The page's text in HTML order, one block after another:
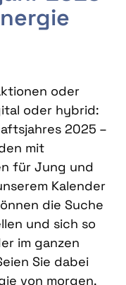
oder
oder hybrid:
2025 –
mit
für Jung und
Kalender
die Suche
und sich so
im ganzen
Sie dabei
von morgen.